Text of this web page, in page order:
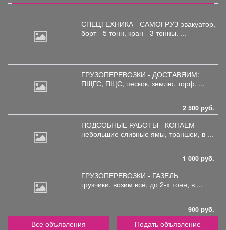
СПЕЦТЕХНИКА - САМОГРУЗ-эвакуатор,
борт - 5 тонн, кран - 3 тонны. ...
ГРУЗОПЕРЕВОЗКИ - ДОСТАВЯИМ:
ПЩГС, ПЩС, пескок, землю, торф, ...
2 500 руб.
ПОДСОБНЫЕ РАБОТЫ - КОПАЕМ
небольшие сливные ямы, траншеи, в ...
1 000 руб.
ГРУЗОПЕРЕВОЗКИ - ГАЗЕЛЬ
грузчики, возим всё, до 2-х тонн, в ...
900 руб.
Все объявления Подать объявление